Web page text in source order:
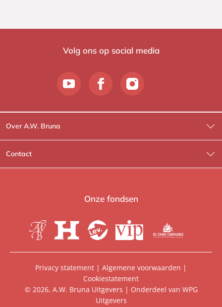
Volg ons op social media
Over A.W. Bruna
Wat wij doen
Wie is Wie?
Heartbeat
Aanbiedingsbrochures
Contact
Contactinformatie
Voor de boekhandels
Onze fondsen
Privacy statement | Algemene voorwaarden |
Cookiestatement
© 2026, A.W. Bruna Uitgevers | Onderdeel van WPG
Uitgevers